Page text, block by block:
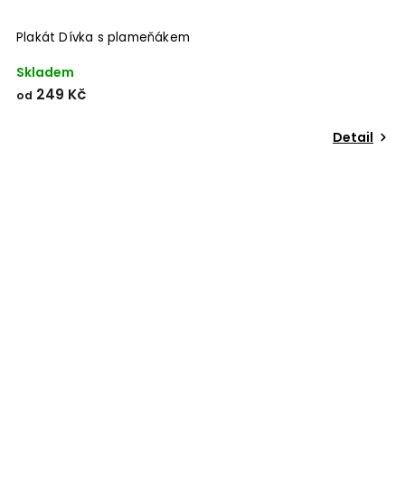
Plakát Dívka s plameňákem
Skladem
od 249 Kč
Detail